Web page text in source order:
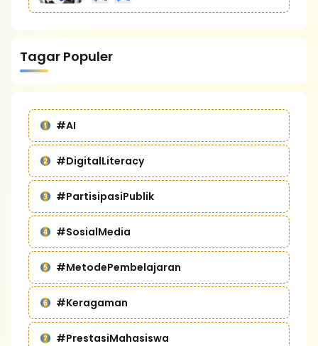
Tagar Populer
#AI
#DigitalLiteracy
#PartisipasiPublik
#SosialMedia
#MetodePembelajaran
#Keragaman
#PrestasiMahasiswa